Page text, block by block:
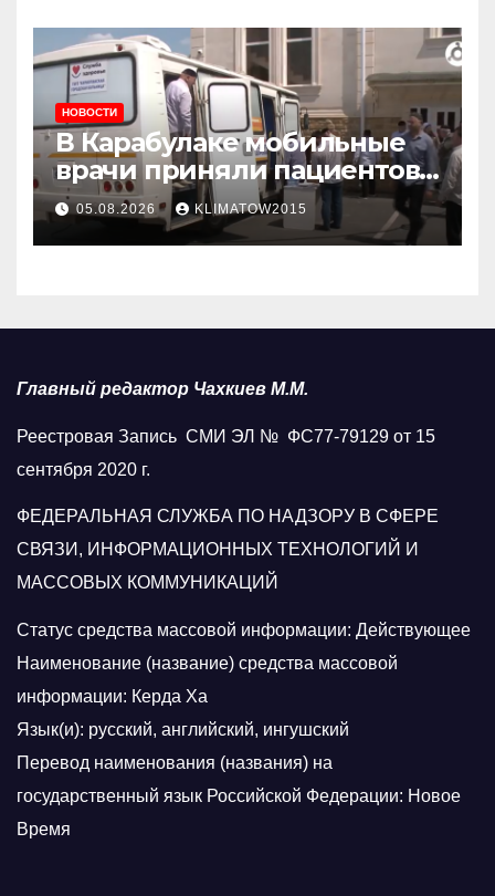
НОВОСТИ
В Карабулаке мобильные
врачи приняли пациентов
у стен мечети
05.08.2026 KLIMATOW2015
Главный редактор Чахкиев М.М.
Реестровая Запись СМИ ЭЛ № ФС77-79129 от 15
сентября 2020 г.
ФЕДЕРАЛЬНАЯ СЛУЖБА ПО НАДЗОРУ В СФЕРЕ
СВЯЗИ, ИНФОРМАЦИОННЫХ ТЕХНОЛОГИЙ И
МАССОВЫХ КОММУНИКАЦИЙ
Статус средства массовой информации: Действующее
Наименование (название) средства массовой
информации: Керда Ха
Язык(и): русский, английский, ингушский
Перевод наименования (названия) на
государственный язык Российской Федерации: Новое
Время